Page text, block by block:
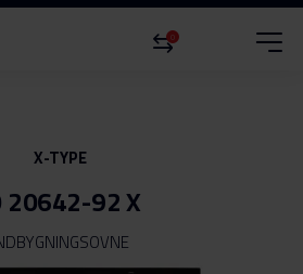
0
X-TYPE
20642-92 X